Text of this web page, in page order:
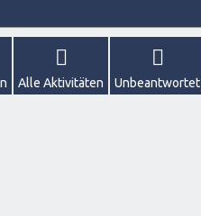
Alle Aktivitäten Unbeantwortet